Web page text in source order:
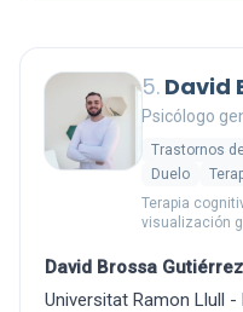
5. David
Psicólogo
Trastornos
Duelo
Terapia
visualización
David Brossa Gutiérrez
Universitat Ramon Llull